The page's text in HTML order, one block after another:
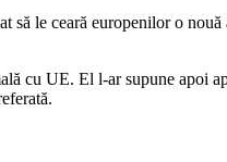
le ceară europenilor o
cu UE. El l-ar supune apoi